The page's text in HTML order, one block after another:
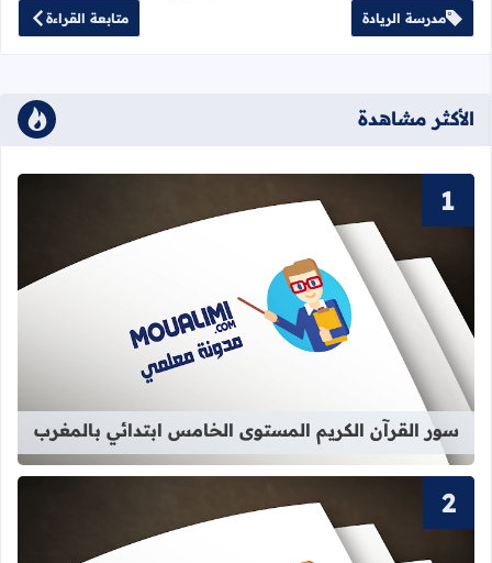
مدرسة الريادة متابعة القراءة
الأكثر مشاهدة
قراءة المزيد عن سور القرآن
سور القرآن الكريم المستوى الخامس ابتدائي بالمغرب